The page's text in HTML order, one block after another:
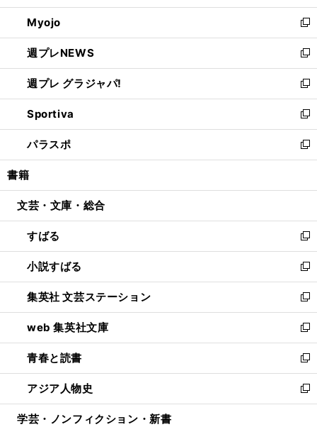
開
く
ウ
で
開
く
ン
ド
ウ
で
開
く
ウ
ィ
ン
ド
ウ
で
開
く
Myojo
新
し
い
ウ
ィ
ン
ド
ウ
で
開
週プレNEWS
新
し
い
ウ
ィ
ン
ド
ウ
開
週プレ グラジャパ!
新
し
い
ウ
ィ
ン
ウ
開
く
Sportiva
新
し
い
ウ
ン
ウ
で
開
く
パラスポ
新
し
ウ
ン
ド
ウ
で
開
く
書籍
文芸・文庫・総合
すばる
新
し
い
ウ
ィ
ン
ド
ウ
で
開
く
小説すばる
新
し
い
ウ
ィ
ン
ド
ウ
で
開
集英社 文芸ステーション
新
し
い
ウ
ィ
ン
ド
ウ
web 集英社文庫
新
し
い
ウ
ィ
ン
青春と読書
新
し
い
ウ
アジア人物史
新
し
学芸・ノンフィクション・新書